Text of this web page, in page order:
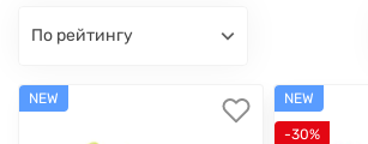
по рейтингу
NEW NEW
-30%